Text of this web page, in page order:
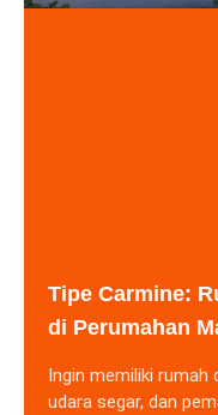
Tipe Carmine:
di Perumahan
Ingin memiliki rumah
udara segar, dan